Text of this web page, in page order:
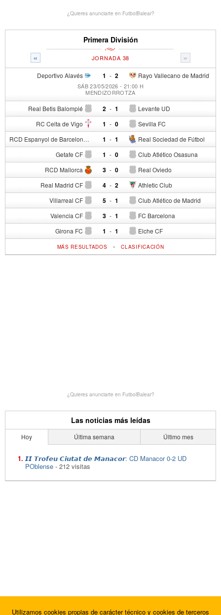
¿Quieres anunciarte en FutbolBalear?
Primera División
« »
JORNADA 38
Deportivo Alavés 1 - Rayo Vallecano de Madrid
2
SÁB 23/05/2026 - 21:00 H
MENDIZORROTZA
Real Betis Balompié 2 - Levante UD
1
RC Celta de Vigo 1 - Sevilla FC
0
RCD Espanyol de Barcelona 1 - Real Sociedad de Fútbol
1
Getafe CF 1 - Club Atlético Osasuna
0
RCD Mallorca 3 - Real Oviedo
0
Real Madrid CF 4 - Athletic Club
2
Villarreal CF 5 - Club Atlético de Madrid
1
Valencia CF 3 - FC Barcelona
1
Girona FC 1 - Elche CF
1
MÁS RESULTADOS -CLASIFICACIÓN
¿Quieres anunciarte en FutbolBalear?
Las noticias más leídas
Hoy Última semana Último mes
𝙄𝙄 𝙏𝙧𝙤𝙛𝙚𝙪 𝘾𝙞𝙪𝙩𝙖𝙩 𝙙𝙚 𝙈𝙖𝙣𝙖𝙘𝙤𝙧: CD Manacor 0-2 UD
POblense - 212 visitas
Utilizamos cookies propias de carácter técnico y cookies de terceros